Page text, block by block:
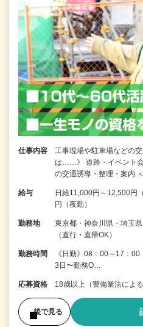
仕事内容
工事現場や駐車場などの
は……》 道路・イベント
の交通誘導・整理・案内
給与
日給11,000円～12,500
円（夜勤）
勤務地
東京都・神奈川県・埼玉
（直行・直帰OK）
勤務時間
《日勤》08：00～17：
3日〜勤務O…
応募資格 18歳以上（警備業法によ
後で見る